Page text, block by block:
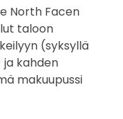
North Facen
taloon
(syksyllä
kahden
makuupussi